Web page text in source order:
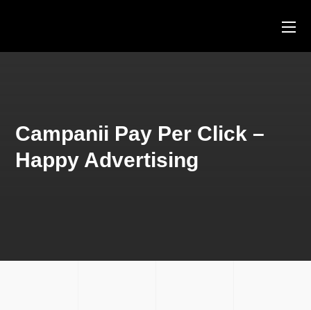
Campanii Pay Per Click –
Happy Advertising